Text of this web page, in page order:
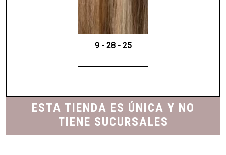
9 - 28 - 25
ESTA TIENDA ES ÚNICA Y NO
TIENE SUCURSALES